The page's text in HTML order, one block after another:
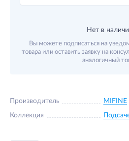
Нет в
Вы можете подписаться на
товара или оставить заявку на
аналогичный
Производитель MIFINE
Коллекция